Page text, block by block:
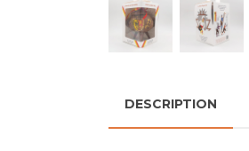
DESCRIPTION